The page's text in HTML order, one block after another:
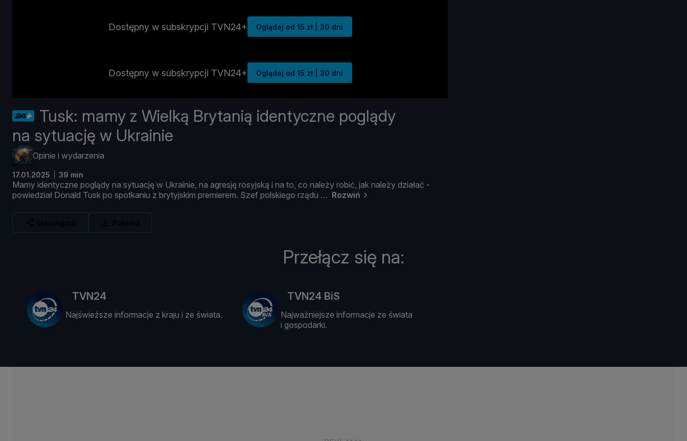
Dostępny w subskrypcji TVN24+ Oglądaj od 15 zł | 30 dni
Dostępny w subskrypcji TVN24+ Oglądaj od 15 zł | 30 dni
Tusk: mamy z Wielką Brytanią identyczne poglądy
na sytuację w Ukrainie
Opinie i wydarzenia
17.01.2025 39 min
Mamy identyczne poglądy na sytuację w Ukrainie, na agresję rosyjską i na to, co należy robić, jak należy działać -
powiedział Donald Tusk po spotkaniu z brytyjskim premierem. Szef polskiego rządu Rozwiń
Przełącz się na:
TVN24
Najświeższe informacje z kraju i ze świata.
TVN24 BiS
Najważniejsze informacje ze świata
i gospodarki.